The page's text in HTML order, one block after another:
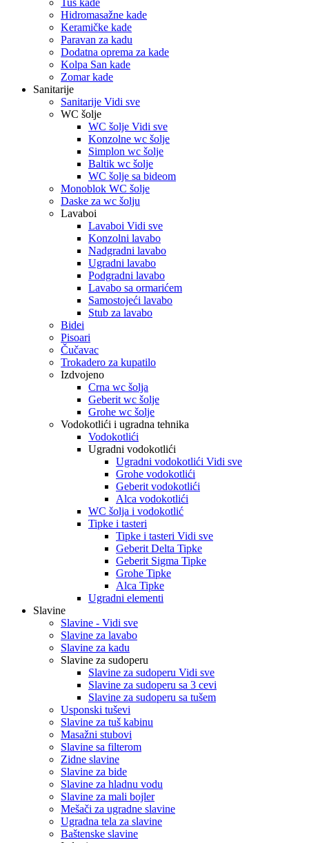
Tuš kade
Hidromasažne kade
Keramičke kade
Paravan za kadu
Dodatna oprema za kade
Kolpa San kade
Zomar kade
Sanitarije
Sanitarije Vidi sve
WC šolje
WC šolje Vidi sve
Konzolne wc šolje
Simplon wc šolje
Baltik wc šolje
WC šolje sa bideom
Monoblok WC šolje
Daske za wc šolju
Lavaboi
Lavaboi Vidi sve
Konzolni lavabo
Nadgradni lavabo
Ugradni lavabo
Podgradni lavabo
Lavabo sa ormarićem
Samostojeći lavabo
Stub za lavabo
Bidei
Pisoari
Čučavac
Trokadero za kupatilo
Izdvojeno
Crna wc šolja
Geberit wc šolje
Grohe wc šolje
Vodokotlići i ugradna tehnika
Vodokotlići
Ugradni vodokotlići
Ugradni vodokotlići Vidi sve
Grohe vodokotlići
Geberit vodokotlići
Alca vodokotlići
WC šolja i vodokotlić
Tipke i tasteri
Tipke i tasteri Vidi sve
Geberit Delta Tipke
Geberit Sigma Tipke
Grohe Tipke
Alca Tipke
Ugradni elementi
Slavine
Slavine - Vidi sve
Slavine za lavabo
Slavine za kadu
Slavine za sudoperu
Slavine za sudoperu Vidi sve
Slavine za sudoperu sa 3 cevi
Slavine za sudoperu sa tušem
Usponski tuševi
Slavine za tuš kabinu
Masažni stubovi
Slavine sa filterom
Zidne slavine
Slavine za bide
Slavine za hladnu vodu
Slavine za mali bojler
Mešači za ugradne slavine
Ugradna tela za slavine
Baštenske slavine